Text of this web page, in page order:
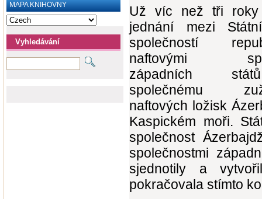
MAPA KNIHOVNY
Vyhledávání
Už víc než tři
jednání mezi
společností
naftovými
západních
společnému
naftových ložisk
Kaspickém moři.
společnost
společnostmi
sjednotily a
pokračovala stímto